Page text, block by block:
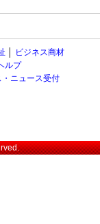
ビジネス商材
ルプ
ニュース受付